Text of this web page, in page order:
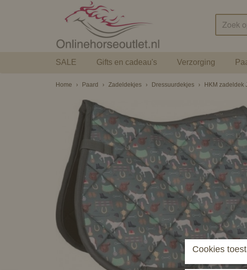
SALE Gifts en cadeau's Verzorging
Home › Paard › Zadeldekjes › Dressuurdekjes › HKM zadeldek
Cookies